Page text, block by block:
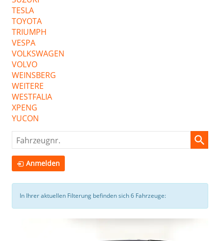
In Ihrer aktuellen Filterung befinden sich6 Fahrzeuge:
TESLA
TOYOTA
TRIUMPH
VESPA
VOLKSWAGEN
VOLVO
WEINSBERG
WEITERE
WESTFALIA
XPENG
YUCON
Fahrzeugnr.
Anmelden